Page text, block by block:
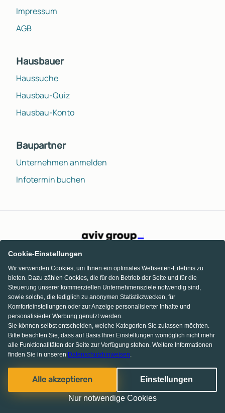
Impressum
AGB
Hausbauer
Haussuche
Hausbau-Quiz
Hausbau-Konto
Baupartner
Unternehmen anmelden
Infotermin buchen
© 2013-2026 MS media systems GmbH
Facebook
Pinterest
Instagram
Cookie-Einstellungen
Wir verwenden Cookies, um Ihnen ein optimales Webseiten-Erlebnis zu
bieten. Dazu zählen Cookies, die für den Betrieb der Seite und für die
Steuerung unserer kommerziellen Unternehmensziele notwendig sind,
sowie solche, die lediglich zu anonymen Statistikzwecken, für
Komforteinstellungen oder zur Anzeige personalisierter Inhalte und
personalisierter Werbung genutzt werden.
Sie können selbst entscheiden, welche Kategorien Sie zulassen möchten.
Bitte beachten Sie, dass auf Basis Ihrer Einstellungen womöglich nicht mehr
alle Funktionalitäten der Seite zur Verfügung stehen. Weitere Informationen
finden Sie in unseren Datenschutzhinweisen.
Alle akzeptieren Einstellungen
Nur notwendige Cookies